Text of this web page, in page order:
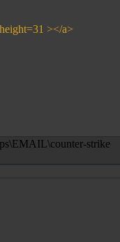
></a>
strike